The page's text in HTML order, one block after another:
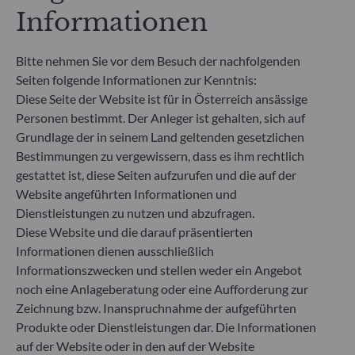
Nachhaltigkeitsinformationen (Sustainable
Finance Disclosure Regulation, SFDR) ist ein
Regelwerk der EU, das darauf abzielt, das
Nachhaltigkeitsprofil von Fonds transparent,
besser vergleichbar und für Endinvestoren besser
verständlich zu machen.
Artikel 6: Das Fondsmanagementteam
berücksichtigt bei der Anlageentscheidung keine
Nachhaltigkeitsrisiken oder nachteiligen
Auswirkungen von Anlageentscheidungen auf
Nachhaltigkeitsfaktoren.
Artikel 8: Das Fondsmanagementteam adressiert
Nachhaltigkeitsrisiken, indem es ESG-Kriterien
(Umwelt und/oder Soziales und/oder Governance)
in den Anlageentscheidungsprozess einbezieht.
Artikel 9: Das Fondsmanagementteam verfolgt ein
striktes nachhaltiges Anlageziel, das wesentlich zu
den Herausforderungen des ökologischen
Informationen
Bitte nehmen Sie vor dem Besuch der nachfolgenden
Seiten folgende Informationen zur Kenntnis:
Diese Seite der Website ist für in Österreich ansässige
Personen bestimmt. Der Anleger ist gehalten, sich auf
Grundlage der in seinem Land geltenden gesetzlichen
Bestimmungen zu vergewissern, dass es ihm rechtlich
gestattet ist, diese Seiten aufzurufen und die auf der
Website angeführten Informationen und
Dienstleistungen zu nutzen und abzufragen.
Diese Website und die darauf präsentierten
Informationen dienen ausschließlich
Informationszwecken und stellen weder ein Angebot
noch eine Anlageberatung oder eine Aufforderung zur
Zeichnung bzw. Inanspruchnahme der aufgeführten
Produkte oder Dienstleistungen dar. Die Informationen
auf der Website oder in den auf der Website